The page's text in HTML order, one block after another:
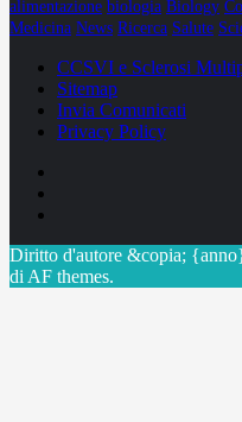
alimentazione biologia Biology
Medicina News Ricerca Salute
CCSVI e Sclerosi
Sitemap
Invia Comunicati
Privacy Policy
Diritto d'autore &copia;
di AF themes.